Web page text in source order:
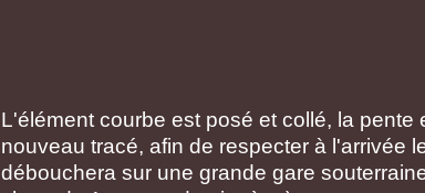
L'élément courbe est posé et collé, la pente
nouveau tracé, afin de respecter à l'arrivée
débouchera sur une grande gare